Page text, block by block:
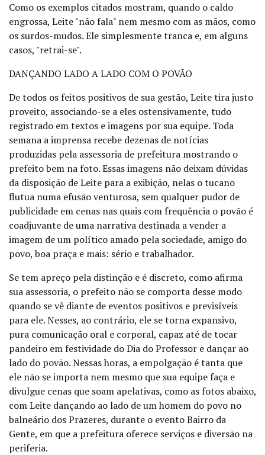
Como os exemplos citados mostram, quando o caldo
engrossa, Leite "não fala" nem mesmo com as mãos, como
os surdos-mudos. Ele simplesmente tranca e, em alguns
casos, "retrai-se".
DANÇANDO LADO A LADO COM O POVÃO
De todos os feitos positivos de sua gestão, Leite tira justo
proveito, associando-se a eles ostensivamente, tudo
registrado em textos e imagens por sua equipe. Toda
semana a imprensa recebe dezenas de notícias
produzidas pela assessoria de prefeitura mostrando o
prefeito bem na foto. Essas imagens não deixam dúvidas
da disposição de Leite para a exibição, nelas o tucano
flutua numa efusão venturosa, sem qualquer pudor de
publicidade em cenas nas quais com frequência o povão é
coadjuvante de uma narrativa destinada a vender a
imagem de um político amado pela sociedade, amigo do
povo, boa praça e mais: sério e trabalhador.
Se tem apreço pela distinção e é discreto, como afirma
sua assessoria, o prefeito não se comporta desse modo
quando se vê diante de eventos positivos e previsíveis
para ele. Nesses, ao contrário, ele se torna expansivo,
pura comunicação oral e corporal, capaz até de tocar
pandeiro em festividade do Dia do Professor e dançar ao
lado do povão.Nessas horas, a empolgação é tanta que
ele não se importa nem mesmo que sua equipe faça e
divulgue cenas que soam apelativas, como as fotos abaixo,
com Leite dançando ao lado de um homem do povo no
balneário dos Prazeres, durante o evento Bairro da
Gente, em que a prefeitura oferece serviços e diversão na
periferia.